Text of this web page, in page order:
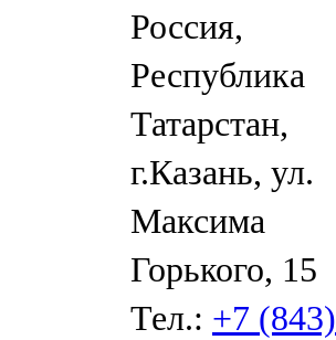
Россия,
Республика
Татарстан,
г.Казань, ул.
Максима
Горького, 15
Тел.: +7 (843)